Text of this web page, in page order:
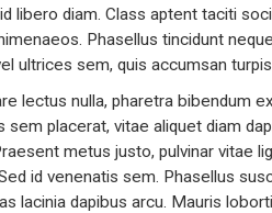
libero diam. Class aptent taciti
Phasellus tincidunt
ultrices sem, quis accumsan
lectus nulla, pharetra bibendum
sem placerat, vitae aliquet diam
metus justo, pulvinar vitae
id venenatis sem. Phasellus
lacinia dapibus arcu. Mauris